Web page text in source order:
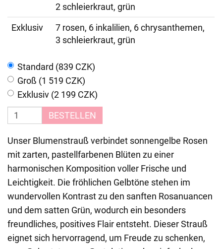
2 schleierkraut, grün
Exklusiv
7 rosen, 6 inkalilien, 6 chrysanthemen,
3 schleierkraut, grün
Standard (839 CZK)
Groß (1 519 CZK)
Exklusiv (2 199 CZK)
BESTELLEN
Unser Blumenstrauß verbindet sonnengelbe Rosen
mit zarten, pastellfarbenen Blüten zu einer
harmonischen Komposition voller Frische und
Leichtigkeit. Die fröhlichen Gelbtöne stehen im
wundervollen Kontrast zu den sanften Rosanuancen
und dem satten Grün, wodurch ein besonders
freundliches, positives Flair entsteht. Dieser Strauß
eignet sich hervorragend, um Freude zu schenken,